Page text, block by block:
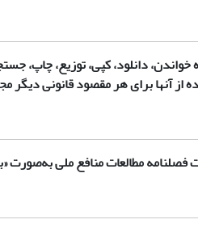
دانلود، کپی، توزیع، چاپ،
از آنها برای هر مقصود قانونی دیگر
مطالعات منافع ملی به‌صورت